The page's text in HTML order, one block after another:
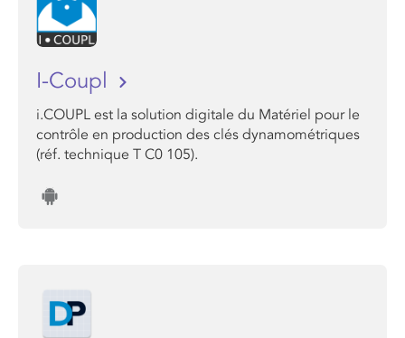
I-Coupl
i.COUPL est la solution digitale du Matériel pour le
contrôle en production des clés dynamométriques
(réf. technique T C0 105).